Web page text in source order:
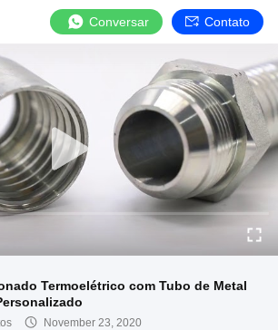
Conversar Contato
Termoelétrico com Tubo de Metal
November 23, 2020